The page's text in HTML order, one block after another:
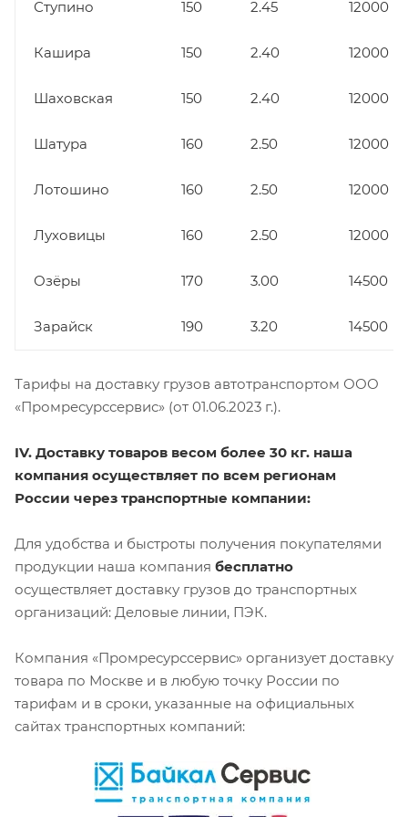
Ступино 150 2.45 12000
Кашира 150 2.40 12000
Шаховская 150 2.40 12000
Шатура 160 2.50 12000
Лотошино 160 2.50 12000
Луховицы 160 2.50 12000
Озёры 170 3.00 14500
Зарайск 190 3.20 14500
Тарифы на доставку грузов автотранспортом ООО
«Промресурссервис» (от 01.06.2023 г.).
IV. Доставку товаров весом более 30 кг. наша
компания осуществляет по всем регионам
России через транспортные компании:
Для удобства и быстроты получения покупателями
продукции наша компания бесплатно
осуществляет доставку грузов до транспортных
организаций: Деловые линии, ПЭК.
Компания «Промресурссервис» организует доставку
товара по Москве и в любую точку России по
тарифам и в сроки, указанные на официальных
сайтах транспортных компаний: